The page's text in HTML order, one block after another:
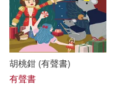
胡桃鉗 (有聲書)
有聲書